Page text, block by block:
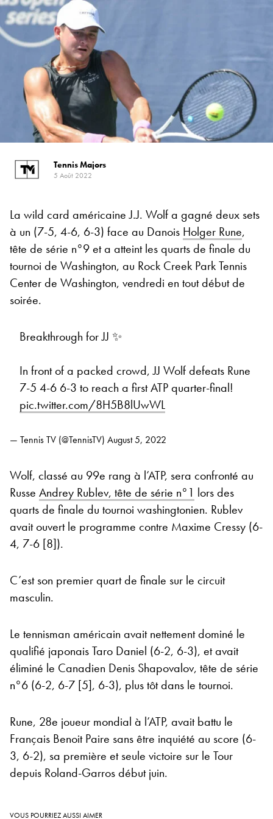
Tennis Majors
5 Août 2022
La wild card américaine J.J. Wolf a gagné deux sets
à un (7-5, 4-6, 6-3) face au Danois Holger Rune,
tête de série n°9 et a atteint les quarts de finale du
tournoi de Washington, au Rock Creek Park Tennis
Center de Washington, vendredi en tout début de
soirée.
Breakthrough for JJ ✨
In front of a packed crowd, JJ Wolf defeats Rune
7-5 4-6 6-3 to reach a first ATP quarter-final!
pic.twitter.com/8H5B8lUwWL
— Tennis TV (@TennisTV) August 5, 2022
Wolf, classé au 99e rang à l’ATP, sera confronté au
Russe Andrey Rublev, tête de série n°1 lors des
quarts de finale du tournoi washingtonien. Rublev
avait ouvert le programme contre Maxime Cressy (6-
4, 7-6 [8]).
C’est son premier quart de finale sur le circuit
masculin.
Le tennisman américain avait nettement dominé le
qualifié japonais Taro Daniel (6-2, 6-3), et avait
éliminé le Canadien Denis Shapovalov, tête de série
n°6 (6-2, 6-7 [5], 6-3), plus tôt dans le tournoi.
Rune, 28e joueur mondial à l’ATP, avait battu le
Français Benoit Paire sans être inquiété au score (6-
3, 6-2), sa première et seule victoire sur le Tour
depuis Roland-Garros début juin.
VOUS POURRIEZ AUSSI AIMER